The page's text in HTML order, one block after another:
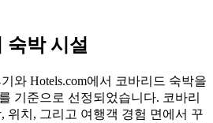
숙박 시설
와 Hotels.com에서 코바리드 숙박을
기준으로 선정되었습니다. 코바리
위치, 그리고 여행객 경험 면에서 꾸